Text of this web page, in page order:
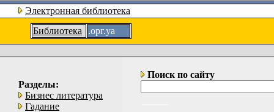
Электронная библиотека
Библиотека
.орг.уа
Разделы:
Бизнес литература
Гадание
Поиск по сайту